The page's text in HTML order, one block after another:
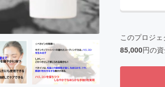
このプロジ
85,000円の